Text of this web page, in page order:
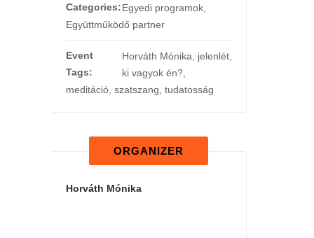
Categories:Egyedi programok,
Együttműködő partner
Event
Tags:
Horváth Mónika jelenlét,
ki vagyok én?,
meditáció, szatszang tudatosság
ORGANIZER
Horváth Mónika